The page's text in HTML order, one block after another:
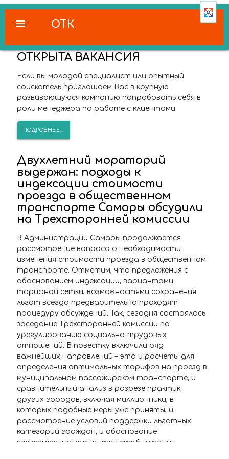
ОТК
menu
ОТКРЫТА ВАКАНСИЯ
Если вы молодой специалист или опытный
соискатель приглашаем Вас в крупную
развивающуюся компанию попробовать себя в
роли менеджера по работе с клиентами
ПОДРОБНЕЕ...
Двухлетний мораторий
выдержан: подходы к
индексации стоимости
проезда в общественном
транспорте Самары обсудили
на Трехсторонней комиссии
В Администрации Самары продолжается
рассмотрение вопроса о необходимости
изменения стоимости проезда в общественном
транспорте. Отметим, что предложения с
обоснованием индексации, вариантами
тарифной сетки, возможностями сохранения
льгот всегда предварительно проходят
процедуру обсуждений. Так, сегодня состоялось
заседание Трехсторонней комиссии по
урегулированию социально-трудовых
отношений. В повестку включили ряд
важнейших направлений – это и расчеты для
определения оптимальных тарифов на проезд в
муниципальном пассажирском транспорте, и
сравнительный анализ в разрезе практик
других городов, включая миллионники, в
которых подобные меры уже приняты, и
рассмотрение условий поддержки льготных
категорий граждан, и обоснование
всевозможных вариантов стабилизации